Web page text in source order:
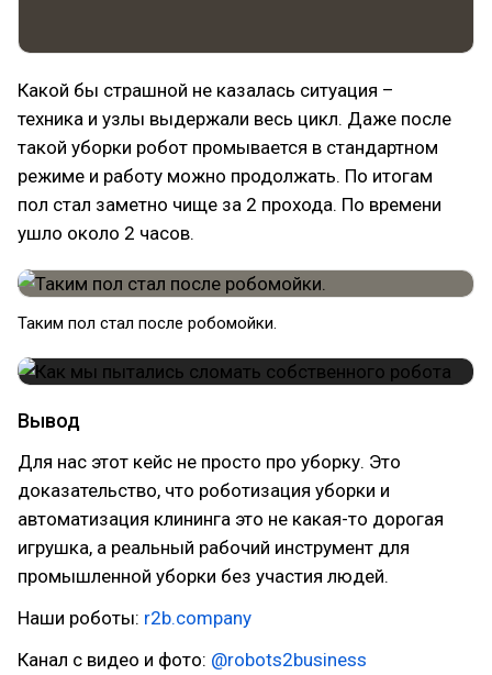
Какой бы страшной не казалась ситуация –
техника и узлы выдержали весь цикл. Даже после
такой уборки робот промывается в стандартном
режиме и работу можно продолжать. По итогам
пол стал заметно чище за 2 прохода. По времени
ушло около 2 часов.
Таким пол стал после робомойки.
Вывод
Для нас этот кейс не просто про уборку. Это
доказательство, что роботизация уборки и
автоматизация клининга это не какая-то дорогая
игрушка, а реальный рабочий инструмент для
промышленной уборки без участия людей.
Наши роботы: r2b.company
Канал с видео и фото: @robots2business